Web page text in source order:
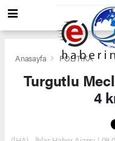
Anasayfa POLİTİKA
Turgutlu
4